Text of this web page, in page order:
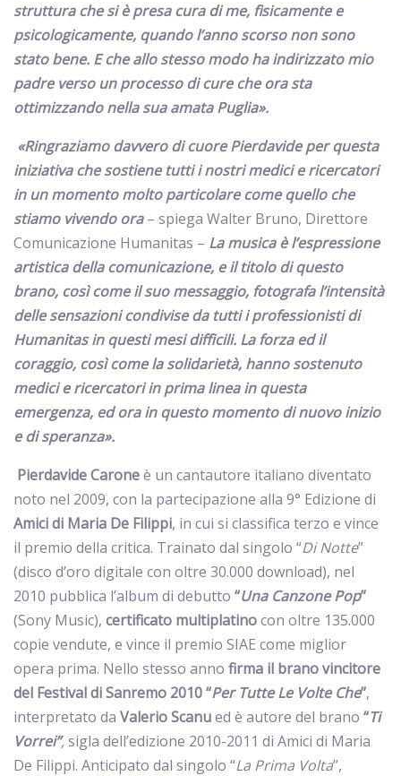
struttura che si è presa cura di me, fisicamente e
psicologicamente, quando l’anno scorso non sono
stato bene. E che allo stesso modo ha indirizzato mio
padre verso un processo di cure che ora sta
ottimizzando nella sua amata Puglia».
«Ringraziamo davvero di cuore Pierdavide per questa
iniziativa che sostiene tutti i nostri medici e ricercatori
in un momento molto particolare come quello che
stiamo vivendo ora– spiega Walter Bruno, Direttore
Comunicazione Humanitas – La musica è l’espressione
artistica della comunicazione, e il titolo di questo
brano, così come il suo messaggio, fotografa l’intensità
delle sensazioni condivise da tutti i professionisti di
Humanitas in questi mesi difficili. La forza ed il
coraggio, così come la solidarietà, hanno sostenuto
medici e ricercatori in prima linea in questa
emergenza, ed ora in questo momento di nuovo inizio
e di speranza».
Pierdavide Caroneè un cantautore italiano diventato
noto nel 2009, con la partecipazione alla 9° Edizione di
Amici di Maria De Filippi, in cui si classifica terzo e vince
il premio della critica. Trainato dal singolo “Di Notte”
(disco d’oro digitale con oltre 30.000 download), nel
2010 pubblica l’album di debutto “Una Canzone Pop”
(Sony Music), certificato multiplatinocon oltre 135.000
copie vendute, e vince il premio SIAE come miglior
opera prima. Nello stesso anno firma il brano vincitore
del Festival di Sanremo 2010 “Per Tutte Le Volte Che”,
interpretato da Valerio Scanued è autore del brano “Ti
Vorrei”,sigla dell’edizione 2010-2011 di Amici di Maria
De Filippi. Anticipato dal singolo “La Prima Volta”,